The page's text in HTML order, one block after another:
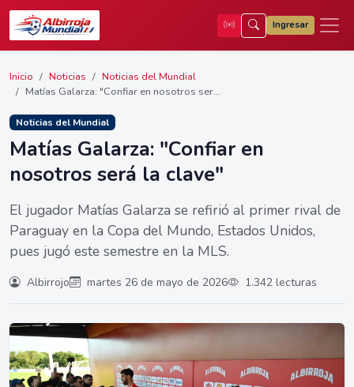
Ingresar
Inicio Noticias
Noticias del Mundial
Matías Galarza: "Confiar en nosotros ser...
Noticias del Mundial
Matías Galarza: "Confiar en
nosotros será la clave"
El jugador Matías Galarza se refirió al primer rival de
Paraguay en la Copa del Mundo, Estados Unidos,
pues jugó este semestre en la MLS.
Albirrojo martes 26 de mayo de 2026 1.342 lecturas